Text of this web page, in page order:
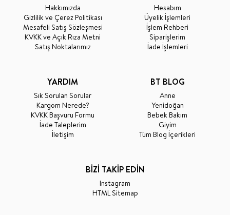
Hakkımızda
Gizlilik ve Çerez Politikası
Mesafeli Satış Sözleşmesi
KVKK ve Açık Rıza Metni
Satış Noktalarımız
Hesabım
Üyelik İşlemleri
İşlem Rehberi
Siparişlerim
İade İşlemleri
YARDIM
Sık Sorulan Sorular
Kargom Nerede?
KVKK Başvuru Formu
İade Taleplerim
İletişim
BT BLOG
Anne
Yenidoğan
Bebek Bakım
Giyim
Tüm Blog İçerikleri
BİZİ TAKİP EDİN
Instagram
HTML Sitemap